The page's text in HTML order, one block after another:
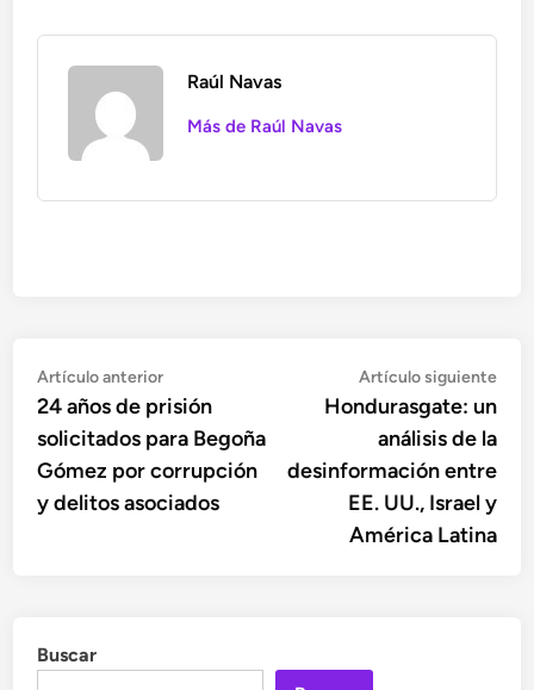
Raúl Navas
Más de Raúl Navas
Navegación
de
entradas
Artículo anteriorArtículo
anterior:
24 años de prisión
solicitados para Begoña
Gómez por corrupción
y delitos asociados
Artículo siguiente
Hondurasgate: un
análisis de la
desinformación entre
EE. UU., Israel y
América Latina
Buscar